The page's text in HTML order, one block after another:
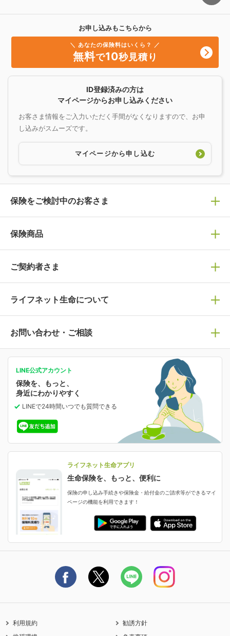
お申し込みもこちらから
＼ あなたの保険料はいくら？ ／
無料で10秒見積り
ID登録済みの方は
マイページからお申し込みください
お客さま情報をご入力いただく手間がなくなりますので、お申
し込みがスムーズです。
マイページから申し込む
保険をご検討中のお客さま
保険の選び方
保険選びで迷っている方はチェック！
保険の基礎知識や選び方を解説！
人生のステージに必要な保険がわかる！
保険ジャンバラヤ
あなたの人生と保険選びのためのWebメディア
選ばれる理由・評判
ライフネット生命の特長
ライフネット生命が選ばれる理由がわかる！
評判・口コミ
ご契約者さまに聞きました！
申し込みガイド
ご契約の流れと必要書類
保険料の支払い方法
保険商品
保険商品一覧
万が一に備える
病気や手術に備える
がん保険
がんに備える
女性保険
就業不能保険
就業不能状態に備える
認知症・MCIに備える
ご契約者さま
マイページログイン
ご契約内容の確認
お客さま情報の確認・変更
保険料の支払い方法の変更
中断したお申し込みの再開
お申し込み後の状況確認
減額・解約・追加契約の申し込み など
ご契約者さま向け各種お手続き・サービス
保険金・給付金のご請求
生命保険料控除に関するご案内
ライフネット生命について
ライフネット生命についてトップ
会社情報
業績・財務情報
保険金等の支払状況
採用情報
生命保険マニフェスト
ライフネット生命のCMページ
ライフネット生命公式note
お問い合わせ・ご相談
保険相談サービス
よくあるご質問
資料請求
LINE公式アカウント
保険を、もっと、
身近にわかりやすく
LINEで24時間いつでも質問できる
ライフネット生命アプリ
生命保険を、もっと、便利に
保険の申し込み手続きや保険金・給付金のご請求等ができるマイ
ページの機能を利用できます！
利用規約
勧誘方針